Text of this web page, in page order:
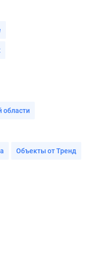
области
Объекты от Тренд